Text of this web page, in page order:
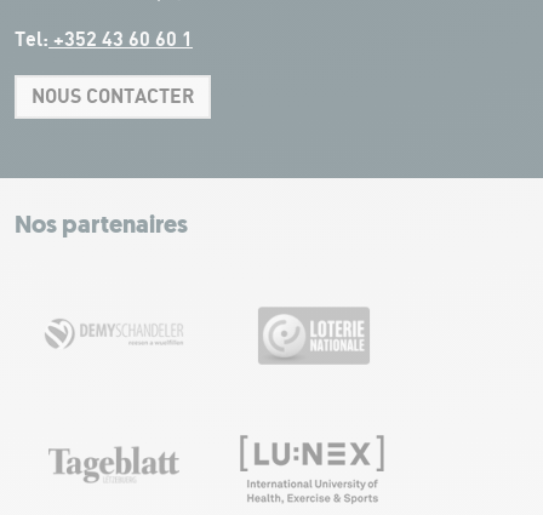
Tel: +352 43 60 60 1
NOUS CONTACTER
+
−
Leaflet|Map tiles by Carto, under CC BY 3.0. Data by OpenStreetMap, under
Nos partenaires